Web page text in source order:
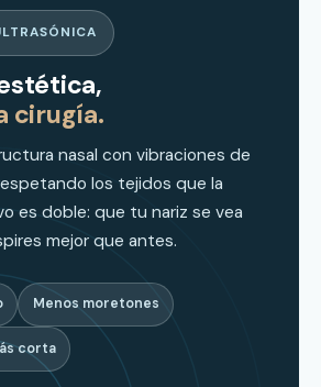
cirugía.
nasal con vibraciones de
los tejidos que la
es doble: que tu nariz se vea
mejor que antes.
Menos moretones
corta